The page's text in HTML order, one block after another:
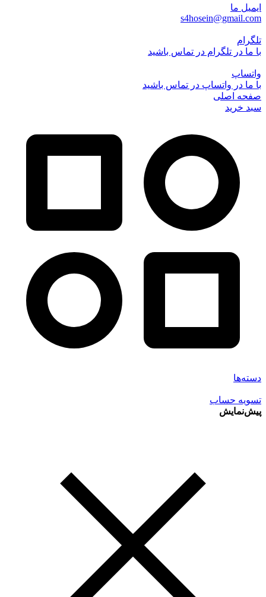
ایمیل ما
s4hosein@gmail.com
تلگرام
با ما در تلگرام در تماس باشید
واتساپ
با ما در واتساپ در تماس باشید
صفحه اصلی
سبد خرید
دسته‌ها
تسویه حساب
پیش‌نمایش